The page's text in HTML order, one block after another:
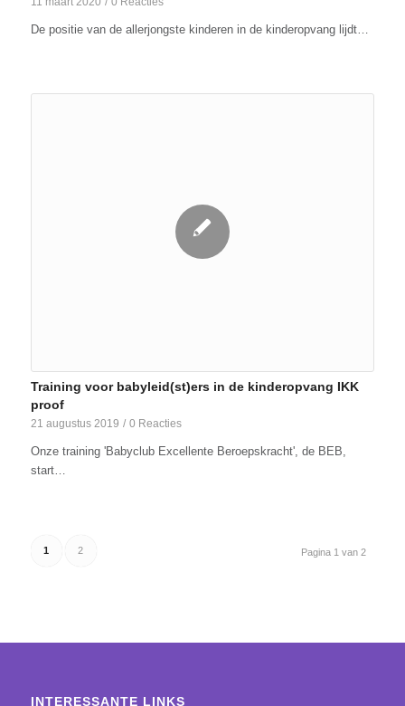
De positie van de allerjongste kinderen in de kinderopvang lijdt…
Training voor babyleid(st)ers in de kinderopvang IKK
proof
21 augustus 2019 / 0 Reacties
Onze training 'Babyclub Excellente Beroepskracht', de BEB,
start…
Pagina 1 van 2
1 2
INTERESSANTE LINKS